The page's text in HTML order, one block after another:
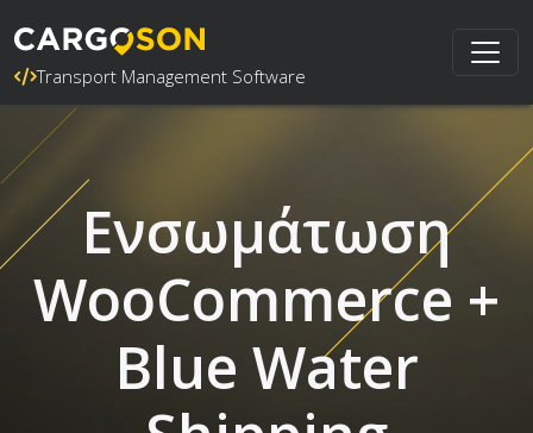
Transport Management Software
Ενσωμάτωση
WooCommerce +
Blue Water